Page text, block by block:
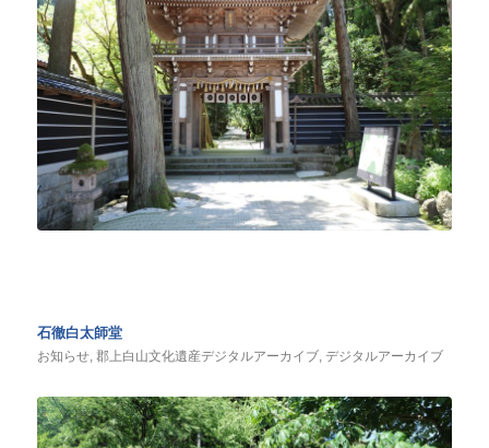
石徹白太師堂
お知らせ, 郡上白山文化遺産デジタルアーカイブ, デジタルアーカイブ